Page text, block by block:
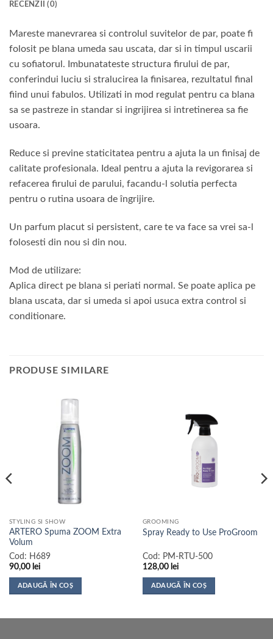
RECENZII (0)
Mareste manevrarea si controlul suvitelor de par, poate fi
folosit pe blana umeda sau uscata, dar si in timpul uscarii
cu sofiatorul. Imbunatateste structura firului de par,
conferindui luciu si stralucirea la finisarea, rezultatul final
fiind unui fabulos. Utilizati in mod regulat pentru ca blana
sa se pastreze in standar si ingrijirea si intretinerea sa fie
usoara.
Reduce si previne staticitatea pentru a ajuta la un finisaj de
calitate profesionala. Ideal pentru a ajuta la revigorarea si
refacerea firului de parului, facandu-l solutia perfecta
pentru o rutina usoara de îngrijire.
Un parfum placut si persistent, care te va face sa vrei sa-l
folosesti din nou si din nou.
Mod de utilizare:
Aplica direct pe blana si periati normal. Se poate aplica pe
blana uscata, dar si umeda si apoi usuca extra control si
conditionare.
PRODUSE SIMILARE
STYLING SI SHOW
ARTERO Spuma ZOOM Extra
Volum
Cod: H689
90,00 lei
ADAUGĂ ÎN COȘ
GROOMING
Spray Ready to Use ProGroom
Cod: PM-RTU-500
128,00 lei
ADAUGĂ ÎN COȘ